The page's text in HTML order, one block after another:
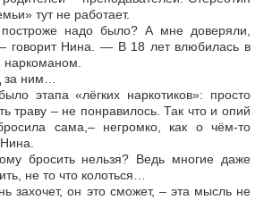
тут не работает.
надо было? А мне доверяли,
говорит Нина. — В 18 лет влюбилась в
наркоманом.
за ним…
этапа «лёгких наркотиков»: просто
траву – не понравилось. Так что и опий
сама,– негромко, как о чём-то
бросить нельзя? Ведь многие даже
не то что колоться…
захочет, он это сможет, – эта мысль не